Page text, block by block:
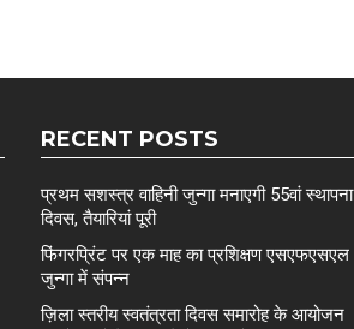
RECENT POSTS
प्रथम सशस्त्र वाहिनी जुन्गा मनाएगी 55वां स्थापना
दिवस, तैयारियां पूरी
फिंगरप्रिंट पर एक माह का प्रशिक्षण एसएफएसएल
जुन्गा में संपन्न
ज़िला स्तरीय स्वतंत्रता दिवस समारोह के आयोजन